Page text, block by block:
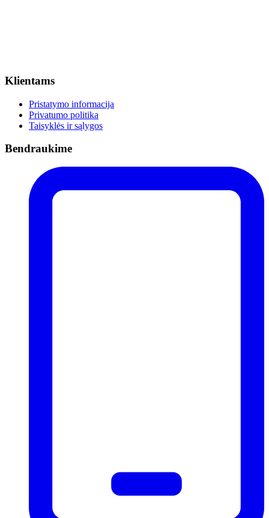
Klientams
Pristatymo informacija
Privatumo politika
Taisyklės ir sąlygos
Bendraukime